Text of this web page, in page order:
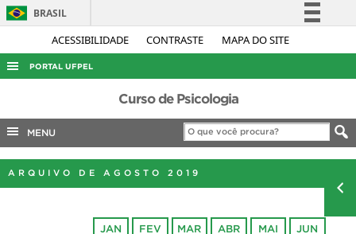
ACESSIBILIDADE CONTRASTE MAPA DO SITE
BRASIL
Simplifique!
Acesso à informação
Legislação
Canais
PORTAL UFPEL
ACESSO À INFORMAÇÃO
AUDITORIA
COBALTO
CONCURSOS
Curso de Psicologia
MENU
ARQUIVO DE AGOSTO 2019
JAN FEV MAR ABR MAI JUN